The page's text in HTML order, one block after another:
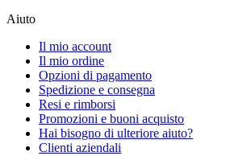
Aiuto
Il mio account
Il mio ordine
Opzioni di pagamento
Spedizione e consegna
Resi e rimborsi
Promozioni e buoni acquisto
Hai bisogno di ulteriore aiuto?
Clienti aziendali